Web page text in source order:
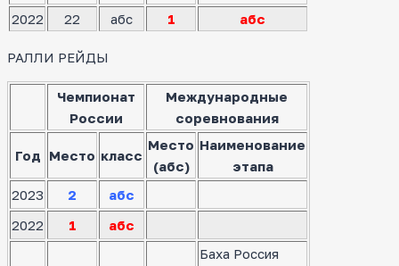
2022
22 абс 1 абс
РАЛЛИ РЕЙДЫ
Чемпионат
России
Международные
соревнования
Год Место класс
Место
(абс)
Наименование
этапа
2023
2
абс
2022
1 абс
Баха Россия